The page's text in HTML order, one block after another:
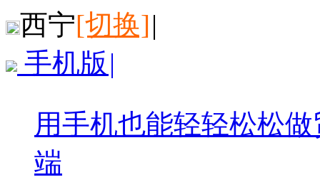
西宁[切换]|
手机版 |
用手机也能轻轻松松
端